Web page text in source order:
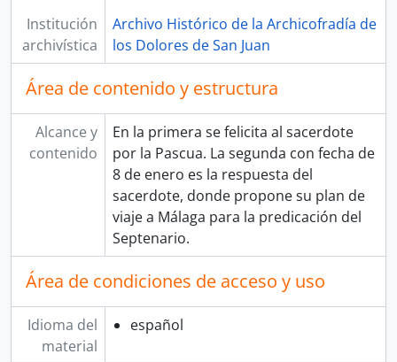
Institución
archivística
Archivo Histórico de la Archicofradía de
los Dolores de San Juan
Área de contenido y estructura
Alcance y
contenido
En la primera se felicita al sacerdote
por la Pascua. La segunda con fecha de
8 de enero es la respuesta del
sacerdote, donde propone su plan de
viaje a Málaga para la predicación del
Septenario.
Área de condiciones de acceso y uso
Idioma del
material
español